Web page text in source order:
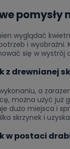
pomysły
wyglądać
i wyobraźni.
się w wystrój
z drewnianej
a
można użyć już
dużo miejsca i
skrzynek i
w postaci